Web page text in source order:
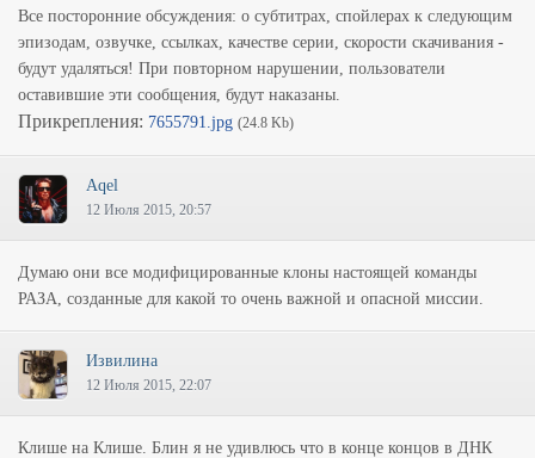
Все посторонние обсуждения: о субтитрах, спойлерах к следующим
эпизодам, озвучке, ссылках, качестве серии, скорости скачивания -
будут удаляться! При повторном нарушении, пользователи
оставившие эти сообщения, будут наказаны.
Прикрепления: 7655791.jpg (24.8 Kb)
Aqel
12 Июля 2015, 20:57
Думаю они все модифицированные клоны настоящей команды
РАЗА, созданные для какой то очень важной и опасной миссии.
Извилина
12 Июля 2015, 22:07
Клише на Клише. Блин я не удивлюсь что в конце концов в ДНК